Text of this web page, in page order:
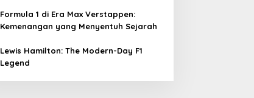
Formula 1 di Era Max Verstappen:
Kemenangan yang Menyentuh Sejarah
Lewis Hamilton: The Modern-Day F1
Legend